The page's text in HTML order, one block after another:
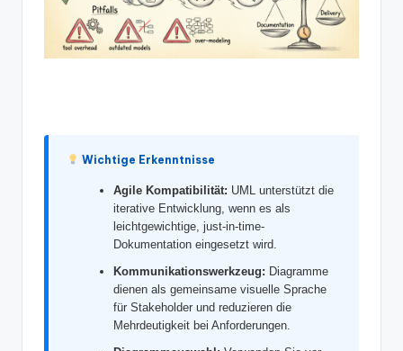
Wichtige Erkenntnisse
Agile Kompatibilität: UML unterstützt die
iterative Entwicklung, wenn es als
leichtgewichtige, just-in-time-
Dokumentation eingesetzt wird.
Kommunikationswerkzeug: Diagramme
dienen als gemeinsame visuelle Sprache
für Stakeholder und reduzieren die
Mehrdeutigkeit bei Anforderungen.